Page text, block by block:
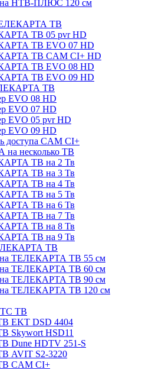
НТВ-ПЛЮС 120 см
ТВ
ТВ 05 pvr HD
ТВ EVO 07 HD
ТВ CAM CI+ HD
ТВ EVO 08 HD
ТВ EVO 09 HD
ТВ
EVO 08 HD
EVO 07 HD
EVO 05 pvr HD
EVO 09 HD
доступа CAM CI+
несколько ТВ
ТВ на 2 Тв
ТВ на 3 Тв
ТВ на 4 Тв
ТВ на 5 Тв
ТВ на 6 Тв
ТВ на 7 Тв
ТВ на 8 Тв
ТВ на 9 Тв
ТВ
ТЕЛЕКАРТА ТВ 55 см
ТЕЛЕКАРТА ТВ 60 см
ТЕЛЕКАРТА ТВ 90 см
ТЕЛЕКАРТА ТВ 120 см
ТВ
EKT DSD 4404
Skywort HSD11
Dune HDTV 251-S
AVIT S2-3220
CAM CI+